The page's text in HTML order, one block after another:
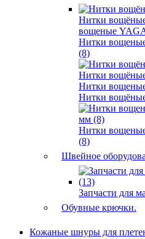
Нитки
вощеные
Нитки
(8)
Нитки
Нитки
Нитки
Нитки
(8)
Швейное
Запчасти для
Обувные крючки.
Кожаные шнуры для